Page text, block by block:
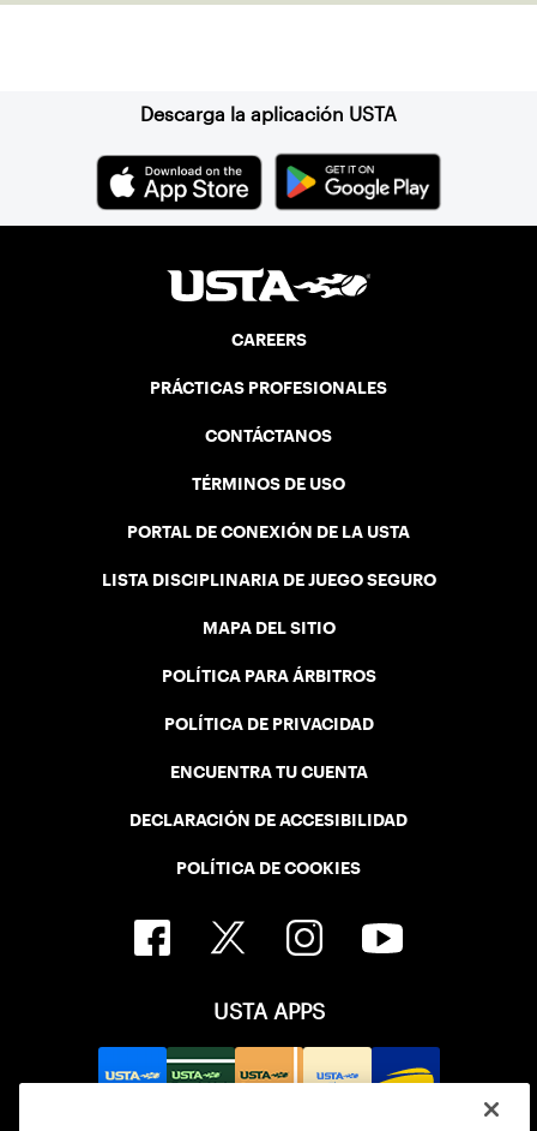
Descarga la aplicación USTA
CAREERS
PRÁCTICAS PROFESIONALES
CONTÁCTANOS
TÉRMINOS DE USO
PORTAL DE CONEXIÓN DE LA USTA
LISTA DISCIPLINARIA DE JUEGO SEGURO
MAPA DEL SITIO
POLÍTICA PARA ÁRBITROS
POLÍTICA DE PRIVACIDAD
ENCUENTRA TU CUENTA
DECLARACIÓN DE ACCESIBILIDAD
POLÍTICA DE COOKIES
USTA APPS